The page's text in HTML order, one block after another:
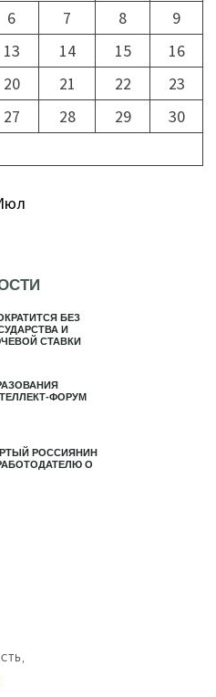
6 7 8
9
13 14 15
16
20 21 22
23
27 28 29
30
БЕЗ
И
СТАВКИ
ФОРУМ
РОССИЯНИН
О